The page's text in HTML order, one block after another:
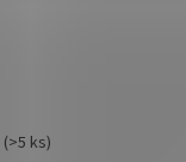
(>5 ks)